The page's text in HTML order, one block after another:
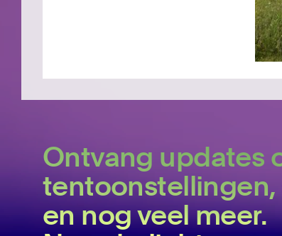
Ontvang updates
en nog veel meer.